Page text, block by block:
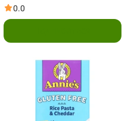
органические ракушки и
настоящий выдержанный
6 унций (170 г)
0.0